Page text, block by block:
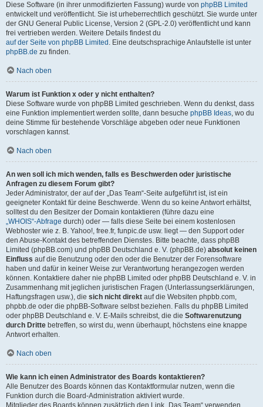
Diese Software (in ihrer unmodifizierten Fassung) wurde von phpBB Limited
entwickelt und veröffentlicht. Sie ist urheberrechtlich geschützt. Sie wurde unter
der GNU General Public License, Version 2 (GPL-2.0) veröffentlicht und kann
frei vertrieben werden. Weitere Details findest du
auf der Seite von phpBB Limited . Eine deutschsprachige Anlaufstelle ist unter
phpBB.de zu finden.
Nach oben
Warum ist Funktion x oder y nicht enthalten?
Diese Software wurde von phpBB Limited geschrieben. Wenn du denkst, dass
eine Funktion implementiert werden sollte, dann besuche phpBB Ideas, wo du
deine Stimme für bestehende Vorschläge abgeben oder neue Funktionen
vorschlagen kannst.
Nach oben
An wen soll ich mich wenden, falls es Beschwerden oder juristische
Anfragen zu diesem Forum gibt?
Jeder Administrator, der auf der „Das Team“-Seite aufgeführt ist, ist ein
geeigneter Kontakt für deine Beschwerde. Wenn du so keine Antwort erhältst,
solltest du den Besitzer der Domain kontaktieren (führe dazu eine
„WHOIS“-Abfrage durch) oder — falls diese Seite bei einem kostenlosen
Webhoster wie z. B. Yahoo!, free.fr, funpic.de usw. liegt — den Support oder
den Abuse-Kontakt des betreffenden Dienstes. Bitte beachte, dass phpBB
Limited (phpBB.com) und phpBB Deutschland e. V. (phpBB.de) absolut keinen
Einfluss auf die Benutzung oder den oder die Benutzer der Forensoftware
haben und dafür in keiner Weise zur Verantwortung herangezogen werden
können. Kontaktiere daher nie phpBB Limited oder phpBB Deutschland e. V. in
Zusammenhang mit jeglichen juristischen Fragen (Unterlassungserklärungen,
Haftungsfragen usw.), die sich nicht direkt auf die Websiten phpbb.com,
phpbb.de oder die phpBB-Software selbst beziehen. Falls du phpBB Limited
oder phpBB Deutschland e. V. E-Mails schreibst, die die Softwarenutzung
durch Dritte betreffen, so wirst du, wenn überhaupt, höchstens eine knappe
Antwort erhalten.
Nach oben
Wie kann ich einen Administrator des Boards kontaktieren?
Alle Benutzer des Boards können das Kontaktformular nutzen, wenn die
Funktion durch die Board-Administration aktiviert wurde.
Mitglieder des Boards können zusätzlich den Link „Das Team“ verwenden.